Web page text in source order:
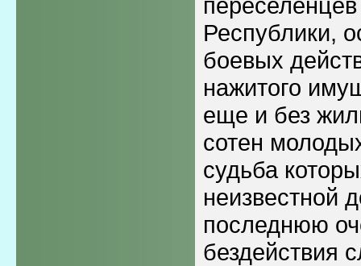
Республики,
боевых
нажитого
еще и без
сотен
судьба
неизвестной
последнюю
бездействия